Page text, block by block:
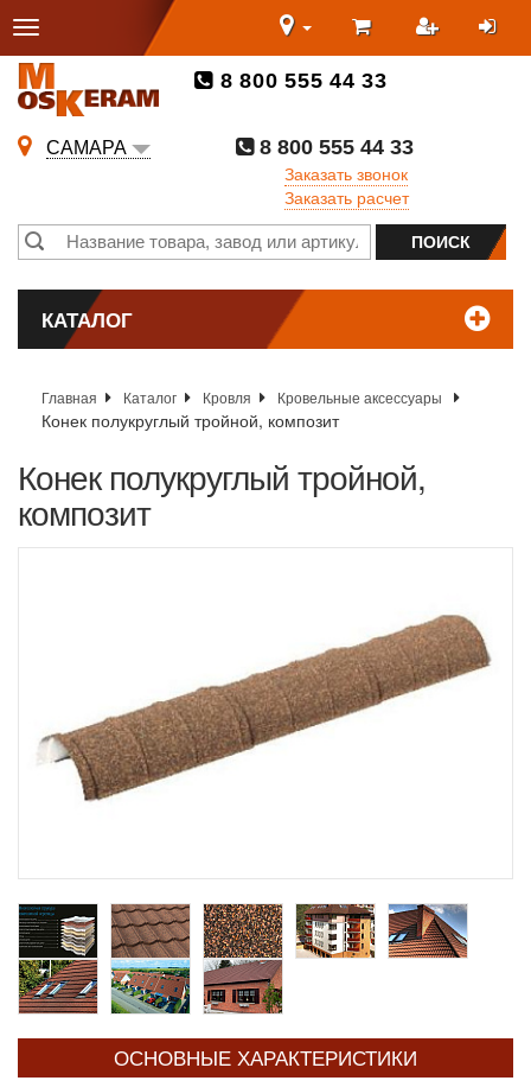
8 800 555 44 33
САМАРА
8 800 555 44 33
Заказать звонок
Заказать расчет
КАТАЛОГ
Главная Каталог Кровля Кровельные аксессуары
Конек полукруглый тройной, композит
Конек полукруглый тройной,
композит
ОСНОВНЫЕ ХАРАКТЕРИСТИКИ